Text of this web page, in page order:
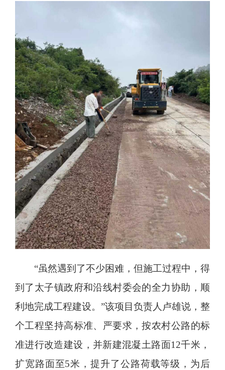
“虽然遇到了不少困难，但施工过程中，得
到了太子镇政府和沿线村委会的全力协助，顺
利地完成工程建设。”该项目负责人卢雄说，整
个工程坚持高标准、严要求，按农村公路的标
准进行改造建设，并新建混凝土路面12千米，
扩宽路面至5米，提升了公路荷载等级，为后